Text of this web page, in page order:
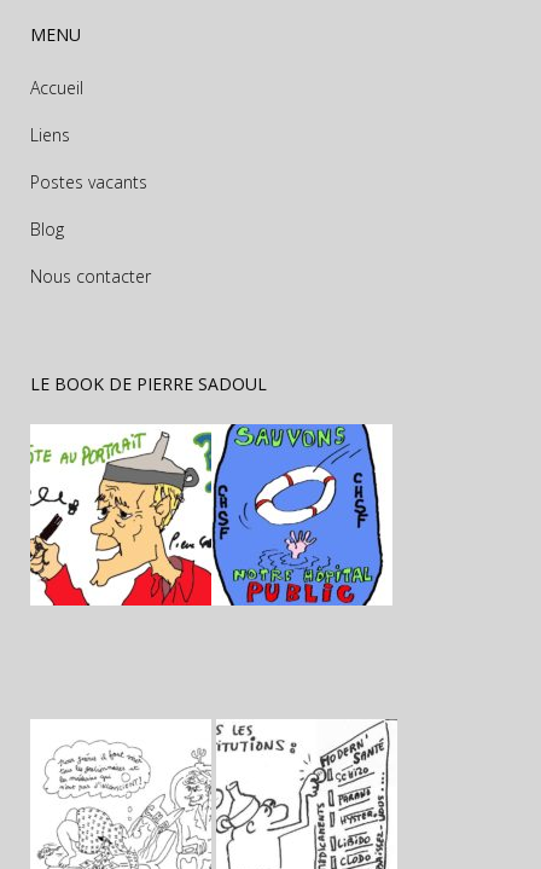
MENU
Accueil
Liens
Postes vacants
Blog
Nous contacter
LE BOOK DE PIERRE SADOUL